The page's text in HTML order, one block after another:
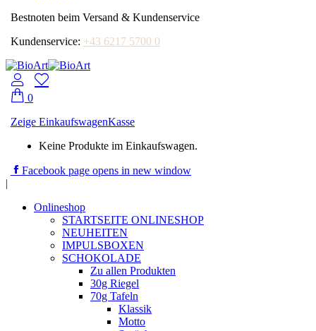
Bestnoten beim Versand & Kundenservice
Kundenservice: +43 6217 5700 0
0
Zeige EinkaufswagenKasse
Keine Produkte im Einkaufswagen.
Facebook page opens in new window
|
Onlineshop
STARTSEITE ONLINESHOP
NEUHEITEN
IMPULSBOXEN
SCHOKOLADE
Zu allen Produkten
30g Riegel
70g Tafeln
Klassik
Motto